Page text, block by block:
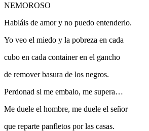
NEMOROSO
Habláis de amor y no puedo entenderlo.
Yo veo el miedo y la pobreza en cada
cubo en cada container en el gancho
de remover basura de los negros.
Perdonad si me embalo, me supera…
Me duele el hombre, me duele el señor
que reparte panfletos por las casas.